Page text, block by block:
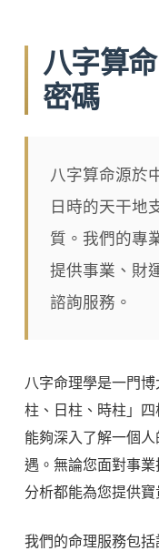
八字算
密碼
八字算命源於
日時的天干地
質。我們的專
提供事業、財
諮詢服務。
八字命理學是一門
柱、日柱、時柱」
能夠深入了解一個
遇。無論您面對事
分析都能為您提供寶
我們的命理服務包